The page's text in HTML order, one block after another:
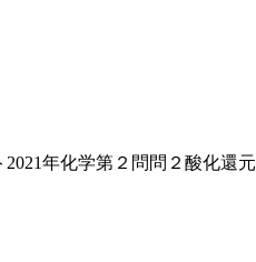
年化学第２問問２酸化還元